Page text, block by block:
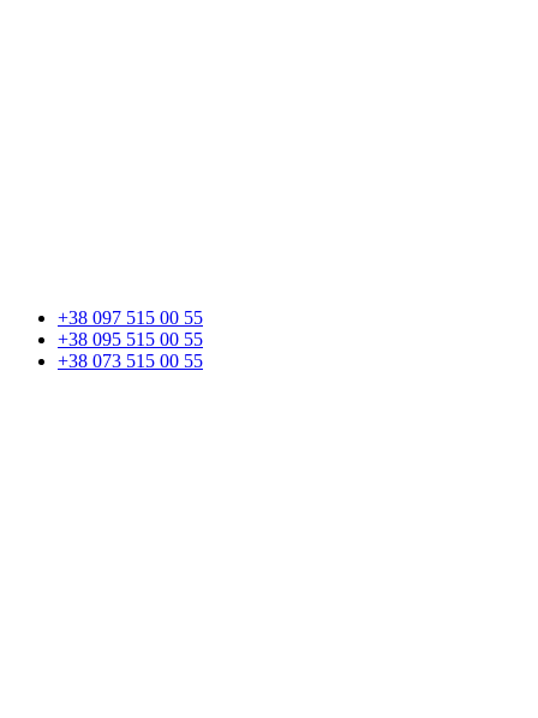
+38 097 515 00 55
+38 095 515 00 55
+38 073 515 00 55